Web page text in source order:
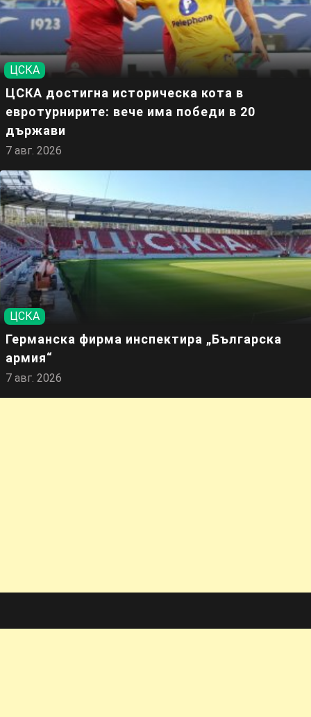
ЦСКА
ЦСКА достигна историческа кота в
евротурнирите: вече има победи в 20
държави
7 авг. 2026
ЦСКА
Германска фирма инспектира „Българска
армия“
7 авг. 2026